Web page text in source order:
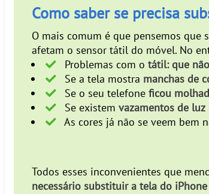
Como saber se precisa
O mais comum é que pensemos que
afetam o sensor tátil do móvel. No
Problemas com otátil: que
Se a tela mostra manchas de
Se o seu telefoneficou
Se existemvazamentos de luz
As cores já não se veem bem
Todos esses inconvenientes que
necessário substituir a tela do